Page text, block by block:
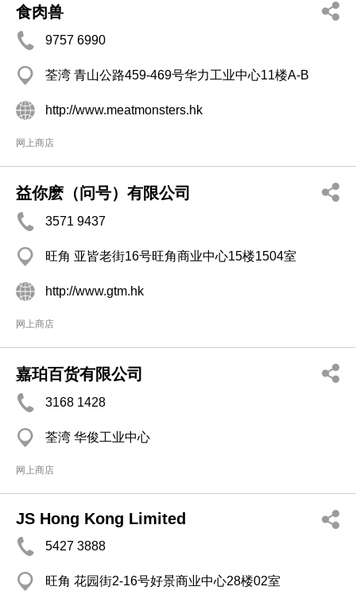
食肉兽
9757 6990
荃湾 青山公路459-469号华力工业中心11楼A-B
http://www.meatmonsters.hk
网上商店
益你麽（问号）有限公司
3571 9437
旺角 亚皆老街16号旺角商业中心15楼1504室
http://www.gtm.hk
网上商店
嘉珀百货有限公司
3168 1428
荃湾 华俊工业中心
网上商店
JS Hong Kong Limited
5427 3888
旺角 花园街2-16号好景商业中心28楼02室